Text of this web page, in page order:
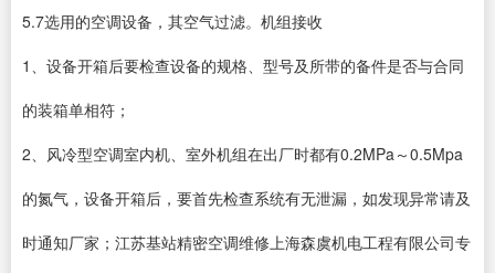
5.7选用的空调设备，其空气过滤。机组接收
1、设备开箱后要检查设备的规格、型号及所带的备件是否与合同
的装箱单相符；
2、风冷型空调室内机、室外机组在出厂时都有0.2MPa～0.5Mpa
的氮气，设备开箱后，要首先检查系统有无泄漏，如发现异常请及
时通知厂家；江苏基站精密空调维修上海森虞机电工程有限公司专